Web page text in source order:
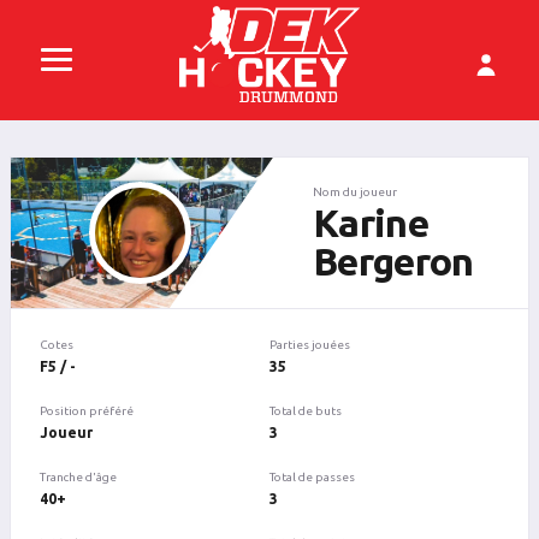
Nom du joueur
Karine
Bergeron
Cotes
F5 / -
Position préféré
Joueur
Tranche d'âge
40+
Parties jouées
35
Total de buts
3
Total de passes
3